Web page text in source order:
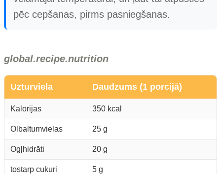
pēc cepšanas, pirms pasniegšanas.
global.recipe.nutrition
Uzturviela Daudzums (1 porcijā)
Kalorijas 350 kcal
Olbaltumvielas 25 g
Ogļhidrāti 20 g
tostarp cukuri 5 g